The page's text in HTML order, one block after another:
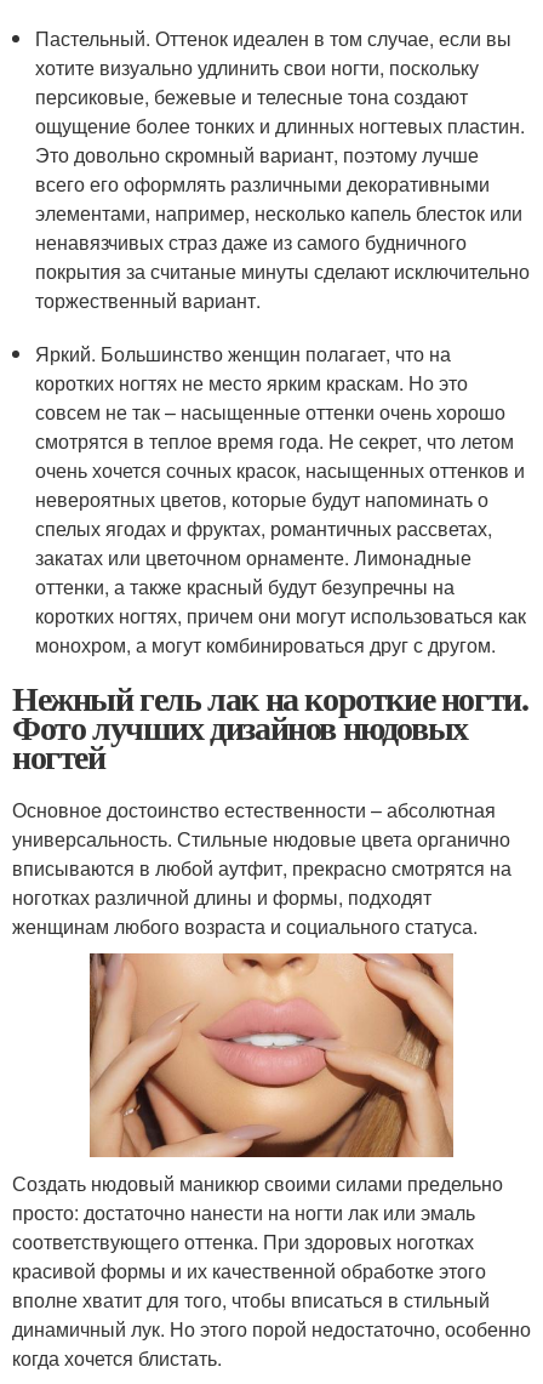
Пастельный. Оттенок идеален в том случае, если вы
хотите визуально удлинить свои ногти, поскольку
персиковые, бежевые и телесные тона создают
ощущение более тонких и длинных ногтевых пластин.
Это довольно скромный вариант, поэтому лучше
всего его оформлять различными декоративными
элементами, например, несколько капель блесток или
ненавязчивых страз даже из самого будничного
покрытия за считаные минуты сделают исключительно
торжественный вариант.
Яркий. Большинство женщин полагает, что на
коротких ногтях не место ярким краскам. Но это
совсем не так – насыщенные оттенки очень хорошо
смотрятся в теплое время года. Не секрет, что летом
очень хочется сочных красок, насыщенных оттенков и
невероятных цветов, которые будут напоминать о
спелых ягодах и фруктах, романтичных рассветах,
закатах или цветочном орнаменте. Лимонадные
оттенки, а также красный будут безупречны на
коротких ногтях, причем они могут использоваться как
монохром, а могут комбинироваться друг с другом.
Нежный гель лак на короткие ногти.
Фото лучших дизайнов нюдовых
ногтей
Основное достоинство естественности – абсолютная
универсальность. Стильные нюдовые цвета органично
вписываются в любой аутфит, прекрасно смотрятся на
ноготках различной длины и формы, подходят
женщинам любого возраста и социального статуса.
Создать нюдовый маникюр своими силами предельно
просто: достаточно нанести на ногти лак или эмаль
соответствующего оттенка. При здоровых ноготках
красивой формы и их качественной обработке этого
вполне хватит для того, чтобы вписаться в стильный
динамичный лук. Но этого порой недостаточно, особенно
когда хочется блистать.